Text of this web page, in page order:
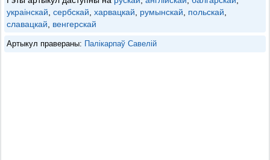
украінскай сербскай харвацкай румынскай польскай
славацкай
венгерскай
Артыкул правераны: Палікарпаў Савелій